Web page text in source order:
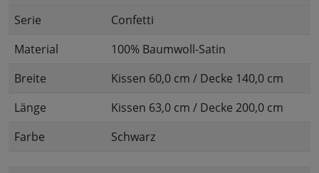
Serie
Confetti
Material
100% Baumwoll-Satin
Breite
Kissen 60,0 cm / Decke 140,0 cm
Länge
Kissen 63,0 cm / Decke 200,0 cm
Farbe
Schwarz